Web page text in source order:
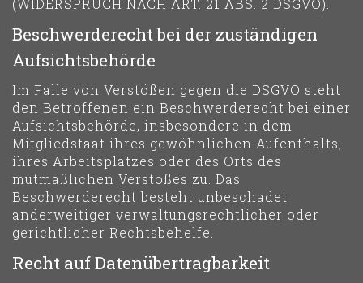
(WIDERSPRUCH NACH ART. 21 ABS. 2 DSGVO).
Beschwerde­recht bei der zuständigen
Aufsichts­behörde
Im Falle von Verstößen gegen die DSGVO steht
den Betroffenen ein Beschwerderecht bei einer
Aufsichtsbehörde, insbesondere in dem
Mitgliedstaat ihres gewöhnlichen Aufenthalts,
ihres Arbeitsplatzes oder des Orts des
mutmaßlichen Verstoßes zu. Das
Beschwerderecht besteht unbeschadet
anderweitiger verwaltungsrechtlicher oder
gerichtlicher Rechtsbehelfe.
Recht auf Daten­übertrag­barkeit